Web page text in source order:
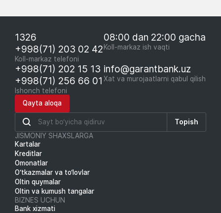
1326
+998(71) 203 02 42
Koll-markaz telefoni
08:00 dan 22:00 gacha
Koll-markaz ish vaqti
+998(71) 202 15 13
+998(71) 256 66 01
Ishonch telefoni
info@garantbank.uz
Xat va murojaatlarni qabul qilish
Qayta aloqa
Topish
JISMONIY SHAXSLARGA
Kartalar
Kreditlar
Omonatlar
O‘tkazmalar va to‘lovlar
Oltin quymalar
Oltin va kumush tangalar
BIZNES UCHUN
Bank xizmati